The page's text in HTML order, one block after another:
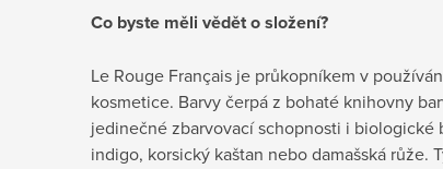
Co byste měli vědět o složení?
Le Rouge Français je průkopníkem v
kosmetice. Barvy čerpá z bohaté knihovny
jedinečné zbarvovací schopnosti i biologické
indigo, korsický kaštan nebo damašská růže.